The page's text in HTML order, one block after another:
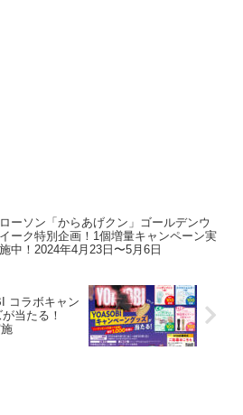
ローソン「からあげクン」ゴールデンウ
イーク特別企画！1個増量キャンペーン実
施中！2024年4月23日〜5月6日
コラボキャン
当たる！